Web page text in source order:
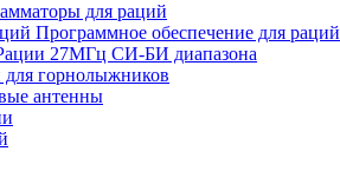
для раций
Программное обеспечение для раций
27МГц СИ-БИ диапазона
для горнолыжников
антенны